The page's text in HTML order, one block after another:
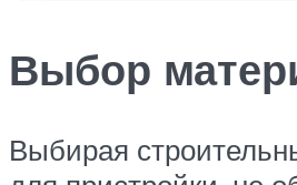
Выбор
Выбирая